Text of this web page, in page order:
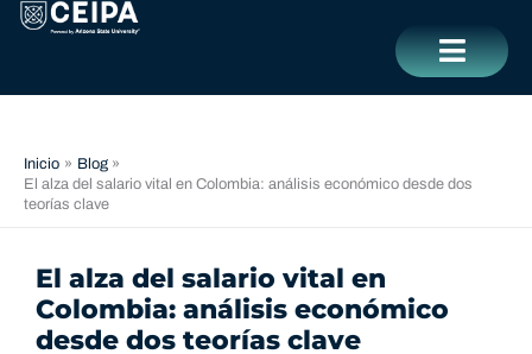
contenido
Inicio
Blog
El alza del salario vital en Colombia: análisis económico desde dos
teorías clave
El alza del salario vital en
Colombia: análisis económico
desde dos teorías clave